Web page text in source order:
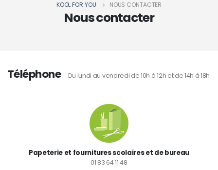
KOOL FOR YOU NOUS CONTACTER
Nous contacter
Téléphone Du lundi au vendredi de 10h à 12h et de 14h à 18h
Papeterie et fournitures scolaires et de bureau
01 83 64 11 48